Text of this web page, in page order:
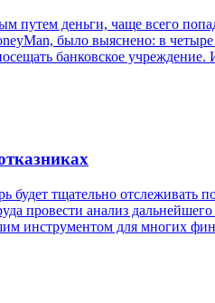
деньги, чаще всего
было выяснено: в
банковское
тщательно
провести анализ
инструментом для многих